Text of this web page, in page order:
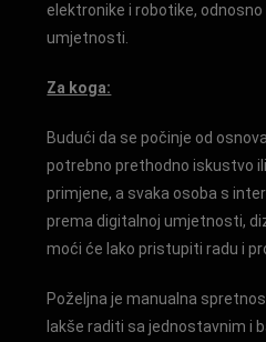
elektronike i robotike,
umjetnosti.
Za koga:
Budući da se počinje od
potrebno prethodno iskustvo
primjene, a svaka osoba s
prema digitalnoj umjetnosti,
moći će lako pristupiti radu i
Poželjna je manualna
lakše raditi sa jednostavnim i